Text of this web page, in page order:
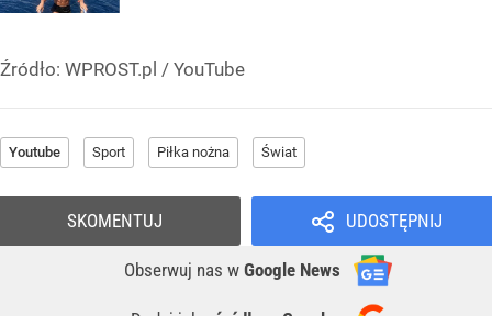
Źródło: WPROST.pl / YouTube
Youtube Sport Piłka nożna Świat
UDOSTĘPNIJ
Obserwuj nas w Google News
SKOMENTUJ